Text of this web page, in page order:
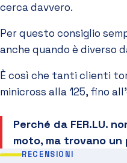
cerca davvero.
Per questo consiglio
anche quando è diverso
È così che tanti clienti
minicross alla 125, fino
Perché da FER.LU.
moto, ma trovano
RECENSIONI